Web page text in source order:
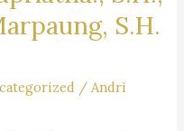
S.H.
/ Andri